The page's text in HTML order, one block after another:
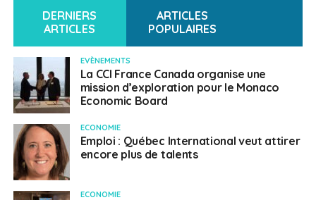
DERNIERS
ARTICLES
ARTICLES
POPULAIRES
EVÈNEMENTS
La CCI France Canada organise une
mission d’exploration pour le Monaco
Economic Board
ECONOMIE
Emploi : Québec International veut attirer
encore plus de talents
ECONOMIE